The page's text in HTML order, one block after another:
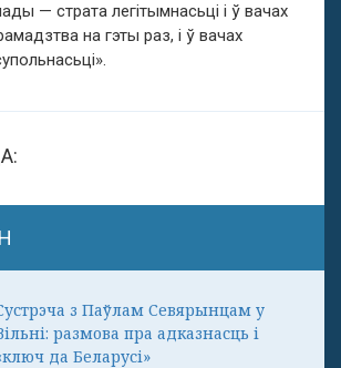
— страта легітымнасьці і ў вачах
на гэты раз, і ў вачах
з Паўлам Севярынцам у
размова пра адказнасць і
да Беларусі»